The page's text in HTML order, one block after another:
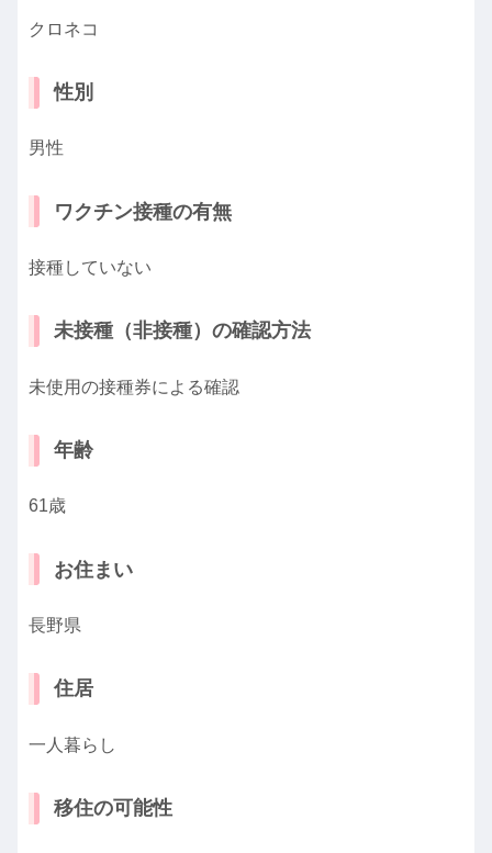
クロネコ
性別
男性
ワクチン接種の有無
接種していない
未接種（非接種）の確認方法
未使用の接種券による確認
年齢
61歳
お住まい
長野県
住居
一人暮らし
移住の可能性